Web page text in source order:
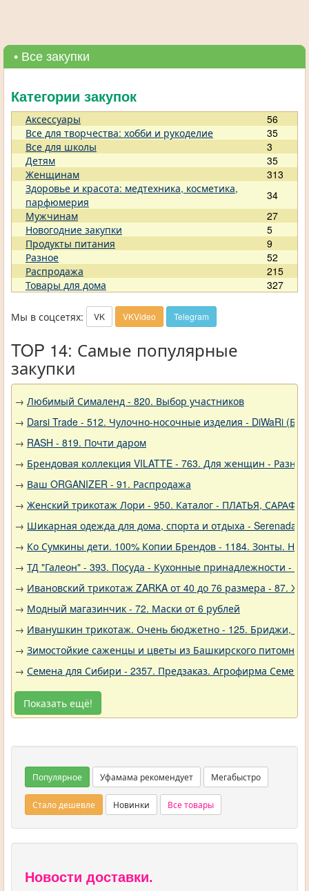
• Все закупки
Категории закупок
Аксессуары
56
Все для творчества: хобби и рукоделие
35
Все для школы
3
Детям
35
Женщинам
313
Здоровье и красота: медтехника, косметика,
парфюмерия
34
Мужчинам
27
Новогодние закупки
5
Продукты питания
9
Разное
52
Распродажа
215
Товары для дома
327
Мы в соцсетях: VK VKVideo Telegram
TOP 14: Самые популярные
закупки
→ Любимый Сималенд - 820. Выбор участников
→ Darsi Trade - 512. Чулочно-носочные изделия - DiWaRi
→ RASH - 819. Почти даром
→ Брендовая коллекция VILATTE - 763. Для женщин - Разное
→ Ваш ORGANIZER - 91. Распродажа
→ Женский трикотаж Лори - 950. Каталог - ПЛАТЬЯ,
→ Шикарная одежда для дома, спорта и отдыха - Serenada -
→ Ко Сумкины дети. 100% Копии Брендов - 1184. Зонты.
→ ТД "Галеон" - 393. Посуда - Кухонные принадлежности -
→ Ивановский трикотаж ZARKA от 40 до 76 размера - 87.
→ Модный магазинчик - 72. Маски от 6 рублей
→ Иванушкин трикотаж. Очень бюджетно - 125. Бриджи,
→ Зимостойкие саженцы и цветы из Башкирского
→ Семена для Сибири - 2357. Предзаказ. Агрофирма
Показать ещё!
Популярное Уфамама рекомендует Мегабыстро
Стало дешевле Новинки Все товары
Новости доставки.